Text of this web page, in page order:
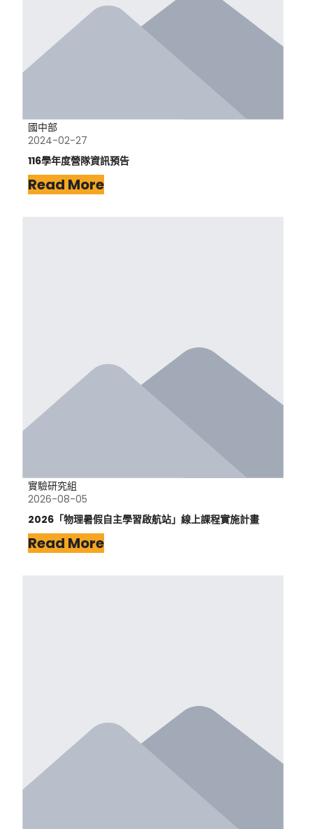
國中部
2024-02-27
116學年度營隊資訊預告
Read More
實驗研究組
2026-08-05
2026「物理暑假自主學習啟航站」線上課程實施計畫
Read More